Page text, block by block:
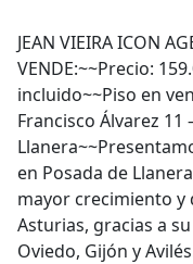
JEAN VIEIRA ICON
VENDE:~~Precio:
incluido~~Piso en
Francisco Álvarez 11
en Posada de
mayor crecimiento y
Asturias, gracias a
Oviedo, Gijón y